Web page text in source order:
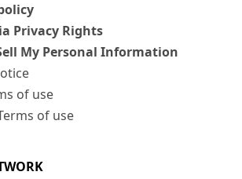
Privacy Rights
My Personal Information
of use
of use